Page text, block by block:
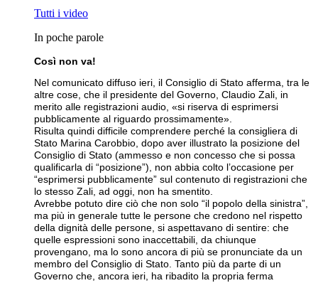
Tutti i video
In poche parole
Così non va!
Nel comunicato diffuso ieri, il Consiglio di Stato afferma, tra le
altre cose, che il presidente del Governo, Claudio Zali, in
merito alle registrazioni audio, «si riserva di esprimersi
pubblicamente al riguardo prossimamente».
Risulta quindi difficile comprendere perché la consigliera di
Stato Marina Carobbio, dopo aver illustrato la posizione del
Consiglio di Stato (ammesso e non concesso che si possa
qualificarla di “posizione”), non abbia colto l’occasione per
“esprimersi pubblicamente” sul contenuto di registrazioni che
lo stesso Zali, ad oggi, non ha smentito.
Avrebbe potuto dire ciò che non solo “il popolo della sinistra”,
ma più in generale tutte le persone che credono nel rispetto
della dignità delle persone, si aspettavano di sentire: che
quelle espressioni sono inaccettabili, da chiunque
provengano, ma lo sono ancora di più se pronunciate da un
membro del Consiglio di Stato. Tanto più da parte di un
Governo che, ancora ieri, ha ribadito la propria ferma